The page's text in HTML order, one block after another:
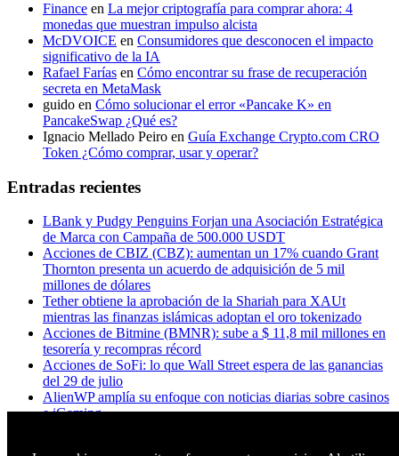
Finance en La mejor criptografía para comprar ahora: 4
monedas que muestran impulso alcista
McDVOICE en Consumidores que desconocen el impacto
significativo de la IA
Rafael Farías en Cómo encontrar su frase de recuperación
secreta en MetaMask
guido en Cómo solucionar el error «Pancake K» en
PancakeSwap ¿Qué es?
Ignacio Mellado Peiro en Guía Exchange Crypto.com CRO
Token ¿Cómo comprar, usar y operar?
Entradas recientes
LBank y Pudgy Penguins Forjan una Asociación Estratégica
de Marca con Campaña de 500.000 USDT
Acciones de CBIZ (CBZ): aumentan un 17% cuando Grant
Thornton presenta un acuerdo de adquisición de 5 mil
millones de dólares
Tether obtiene la aprobación de la Shariah para XAUt
mientras las finanzas islámicas adoptan el oro tokenizado
Acciones de Bitmine (BMNR): sube a $ 11,8 mil millones en
tesorería y recompras récord
Acciones de SoFi: lo que Wall Street espera de las ganancias
del 29 de julio
AlienWP amplía su enfoque con noticias diarias sobre casinos
e iGaming